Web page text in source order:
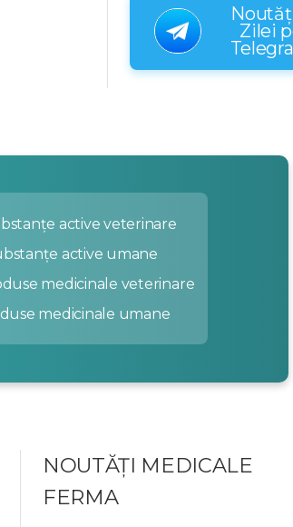
Zilei
active veterinare
active umane
medicinale veterinare
medicinale umane
NOUTĂȚI MEDICALE
FERMA